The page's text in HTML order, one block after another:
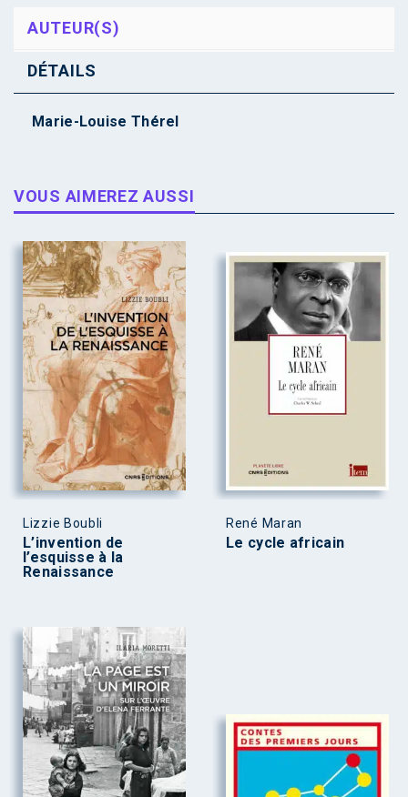
AUTEUR(S)
DÉTAILS
Marie-Louise Thérel
VOUS AIMEREZ AUSSI
Lizzie Boubli
L’invention de
l’esquisse à la
Renaissance
René Maran
Le cycle africain